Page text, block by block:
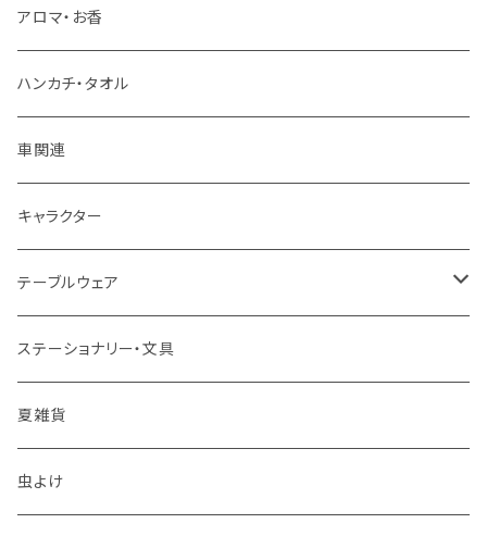
アロマ・お香
ハンカチ・タオル
車関連
キャラクター
テーブルウェア
マグカップ
スプーン
箸置き
ステーショナリー・文具
夏雑貨
虫よけ